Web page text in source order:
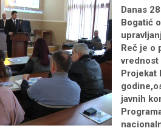
Danas
Bogatić
Reč је
vrednost
Projekat
javnih